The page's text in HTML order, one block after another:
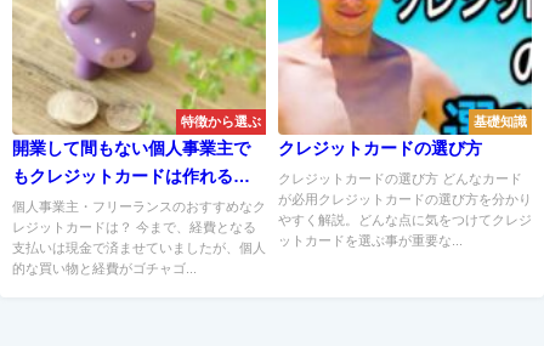
特徴から選ぶ
開業して間もない個人事業主で
もクレジットカードは作れる？
審査が心配な方はビジネスカー
ドがおすすめ！
個人事業主・フリーランスのおすすめなク
レジットカードは？ 今まで、経費となる
支払いは現金で済ませていましたが、個人
的な買い物と経費がゴチャゴ...
基礎知識
クレジットカードの選び方
クレジットカードの選び方 どんなカード
が必用クレジットカードの選び方を分かり
やすく解説。どんな点に気をつけてクレジ
ットカードを選ぶ事が重要な...